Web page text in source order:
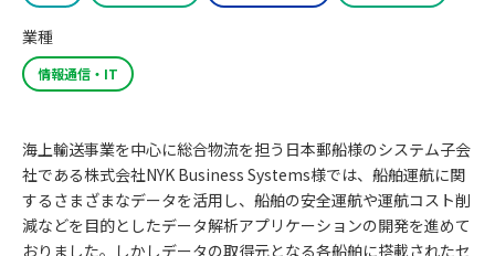
業種
情報通信・IT
海上輸送事業を中心に総合物流を担う日本郵船様のシステム子会
社である株式会社NYK Business Systems様では、船舶運航に関
するさまざまなデータを活用し、船舶の安全運航や運航コスト削
減などを目的としたデータ解析アプリケーションの開発を進めて
おりました。しかしデータの取得元となる各船舶に搭載されたセ